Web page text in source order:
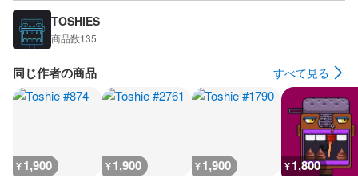
TOSHIES
商品数135
同じ作者の商品 すべて見る
¥1,900 ¥1,900 ¥1,900 ¥1,800